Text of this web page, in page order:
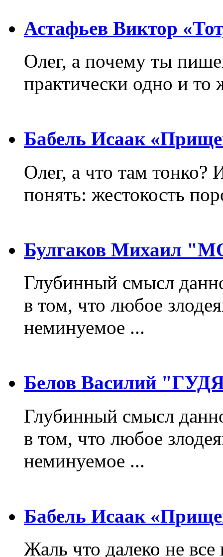
Астафьев Виктор
Олег, а почему ты
практически одно и то
Бабель Исаак
Олег, а что там тонко?
понять: жестокость
Булгаков Михаил
Глубинный смысл
в том, что любое
неминуемое ...
Белов Василий
Глубинный смысл
в том, что любое
неминуемое ...
Бабель Исаак
Жаль что далеко не